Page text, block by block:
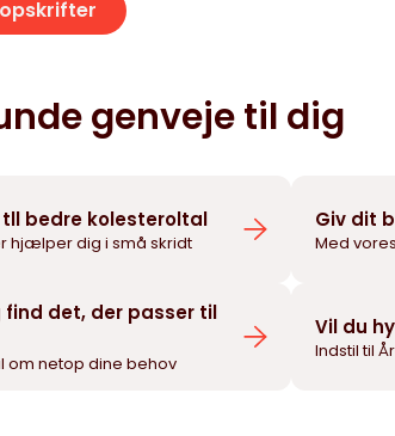
genveje til dig
bedre kolesteroltal
hjælper dig i små skridt
Giv dit
Med
find det, der passer til
om netop dine behov
Vil du
Indstil til